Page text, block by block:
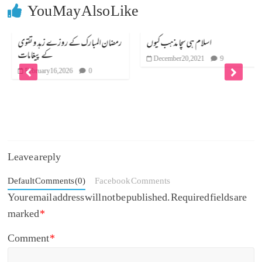
You May Also Like
رمضان المبارک کے روزے زہد و تقوی
کے پیغامات
February 16, 2026 0
اسلام ہی سچا مذہب کیوں
December 20, 2021 9
Leave a reply
Default Comments (0) Facebook Comments
Your email address will not be published.Required fields are
marked*
Comment*